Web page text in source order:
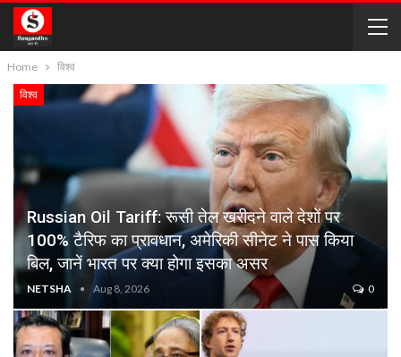
Home विश्व
विश्व
Russian Oil Tariff: रूसी तेल खरीदने वाले देशों पर
100% टैरिफ का प्रावधान, अमेरिकी सीनेट ने पास किया
बिल, जानें भारत पर क्या होगा इसका असर
NETSHA Aug 8, 2026 0